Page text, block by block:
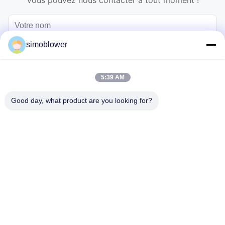
simoblower
5:39 AM
Good day, what product are you looking for?